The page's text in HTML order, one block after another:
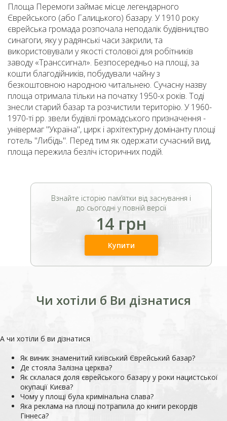
Площа Перемоги займає місце легендарного
Єврейського (або Галицького) базару. У1910 року
єврейська громада розпочала неподалік будівництво
синагоги, яку у радянські часи закрили, та
використовували у якості столової для робітників
заводу «Транссигнал». Безпосередньо на площі, за
кошти благодійників, побудували чайну з
безкоштовною народною читальнею. Сучасну назву
площа отримала тільки на початку 1950-х років. Тоді
знесли старий базар та розчистили територію. У1960-
1970-ті рр. звели будівлі громадського призначення -
універмаг "Україна", цирк і архітектурну домінанту площі
готель "Либідь". Перед тим як одержати сучасний вид,
площа пережила безліч історичних подій.
Взнайте історію пам’ятки від заснування і
до сьогодні у повній версії
14 грн
Купити
Чи хотіли б Ви дізнатися
А чи хотіли б ви дізнатися
Як виник знаменитий київський Єврейський базар?
Де стояла Залізна церква?
Як склалася доля єврейського базару у роки нацистської
окупації Києва?
Чому у площі була кримінальна слава?
Яка реклама на площі потрапила до книги рекордів
Гіннеса?